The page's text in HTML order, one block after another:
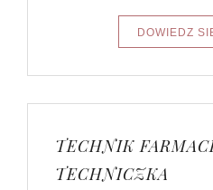
TECHNIK
TECHNICZKA